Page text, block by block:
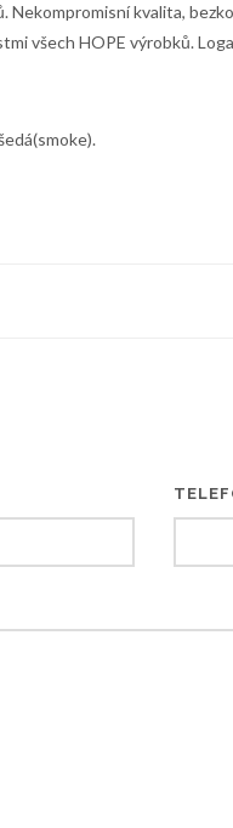
kvalita,
všech HOPE výrobků.